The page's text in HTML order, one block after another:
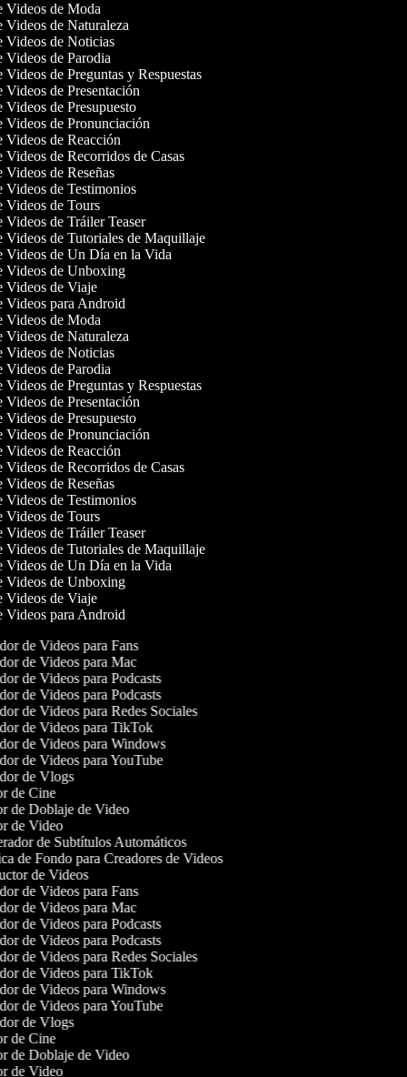
Videos de Moda
Videos de Naturaleza
Videos de Noticias
Videos de Parodia
Videos de Preguntas y Respuestas
Videos de Presentación
Videos de Presupuesto
Videos de Pronunciación
Videos de Reacción
Videos de Recorridos de Casas
Videos de Reseñas
Videos de Testimonios
Videos de Tours
Videos de Tráiler Teaser
Videos de Tutoriales de Maquillaje
Videos de Un Día en la Vida
Videos de Unboxing
Videos de Viaje
Videos para Android
Videos de Moda
Videos de Naturaleza
Videos de Noticias
Videos de Parodia
Videos de Preguntas y Respuestas
Videos de Presentación
Videos de Presupuesto
Videos de Pronunciación
Videos de Reacción
Videos de Recorridos de Casas
Videos de Reseñas
Videos de Testimonios
Videos de Tours
Videos de Tráiler Teaser
Videos de Tutoriales de Maquillaje
Videos de Un Día en la Vida
Videos de Unboxing
Videos de Viaje
Videos para Android
de Videos para Fans
de Videos para Mac
de Videos para Podcasts
de Videos para Podcasts
de Videos para Redes Sociales
de Videos para TikTok
de Videos para Windows
de Videos para YouTube
de Vlogs
de Cine
de Doblaje de Video
de Video
de Subtítulos Automáticos
de Fondo para Creadores de Videos
de Videos
de Videos para Fans
de Videos para Mac
de Videos para Podcasts
de Videos para Podcasts
de Videos para Redes Sociales
de Videos para TikTok
de Videos para Windows
de Videos para YouTube
de Vlogs
de Cine
de Doblaje de Video
de Video